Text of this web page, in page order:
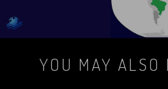
YOU MAY ALSO